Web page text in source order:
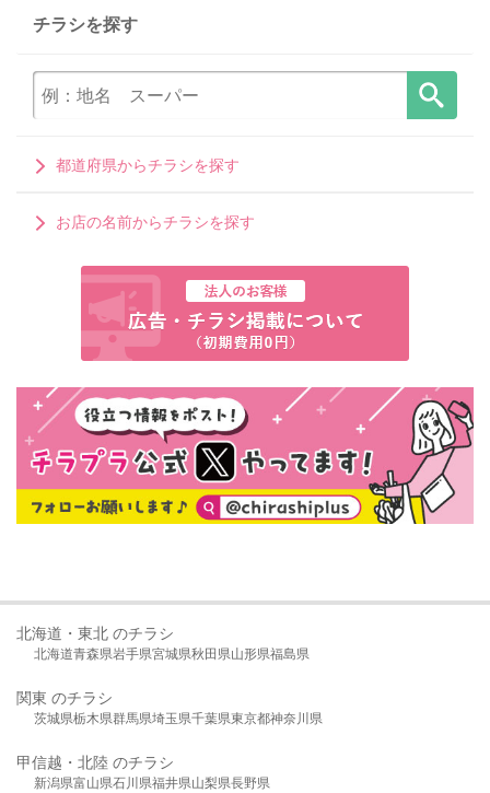
チラシを探す
都道府県からチラシを探す
お店の名前からチラシを探す
北海道・東北 のチラシ
北海道青森県岩手県宮城県秋田県山形県福島県
関東 のチラシ
茨城県栃木県群馬県埼玉県千葉県東京都神奈川県
甲信越・北陸 のチラシ
新潟県富山県石川県福井県山梨県長野県